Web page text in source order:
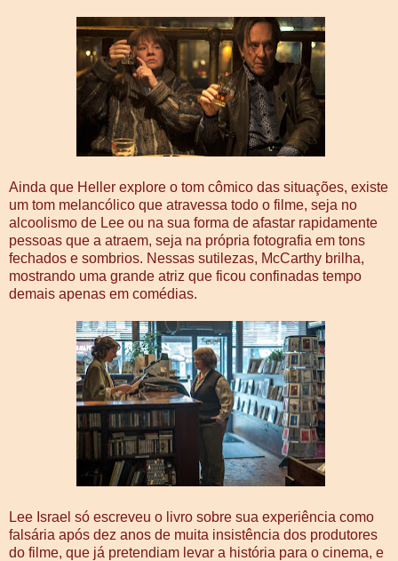
Ainda que Heller explore o tom cômico das situações, existe
um tom melancólico que atravessa todo o filme, seja no
alcoolismo de Lee ou na sua forma de afastar rapidamente
pessoas que a atraem, seja na própria fotografia em tons
fechados e sombrios. Nessas sutilezas, McCarthy brilha,
mostrando uma grande atriz que ficou confinadas tempo
demais apenas em comédias.
Lee Israel só escreveu o livro sobre sua experiência como
falsária após dez anos de muita insistência dos produtores
do filme, que já pretendiam levar a história para o cinema, e